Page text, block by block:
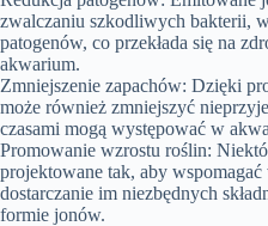
zwalczaniu szkodliwych bakterii,
patogenów, co przekłada się na
akwarium.
Zmniejszenie zapachów: Dzięki
może również zmniejszyć
czasami mogą występować w
Promowanie wzrostu roślin:
projektowane tak, aby
dostarczanie im niezbędnych
formie jonów.